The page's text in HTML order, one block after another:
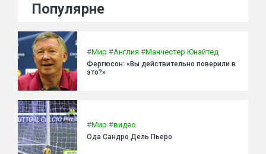
Популярне
#Мир #Англия #Манчестер Юнайтед
Фергюсон: «Вы действительно поверили в
это?»
#Мир #видео
Ода Сандро Дель Пьеро